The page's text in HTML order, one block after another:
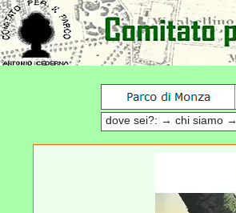
dove sei?: → chi siamo →